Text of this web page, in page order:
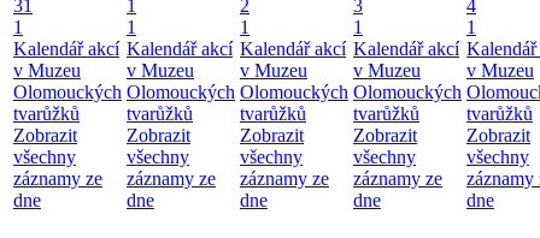
31
1
Kalendář akcí
v Muzeu
Olomouckých
tvarůžků
Zobrazit
všechny
záznamy ze
dne
1
1
Kalendář akcí
v Muzeu
Olomouckých
tvarůžků
Zobrazit
všechny
záznamy ze
dne
2
1
Kalendář akcí
v Muzeu
Olomouckých
tvarůžků
Zobrazit
všechny
záznamy ze
dne
3
1
Kalendář akcí
v Muzeu
Olomouckých
tvarůžků
Zobrazit
všechny
záznamy ze
dne
4
1
v Muzeu
tvarůžků
Zobrazit
všechny
záznamy
dne